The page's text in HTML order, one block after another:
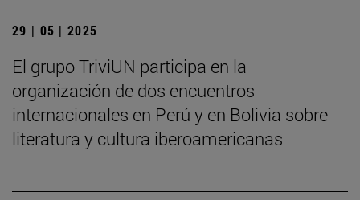
29 | 05 | 2025
El grupo TriviUN participa en la
organización de dos encuentros
internacionales en Perú y en Bolivia sobre
literatura y cultura iberoamericanas